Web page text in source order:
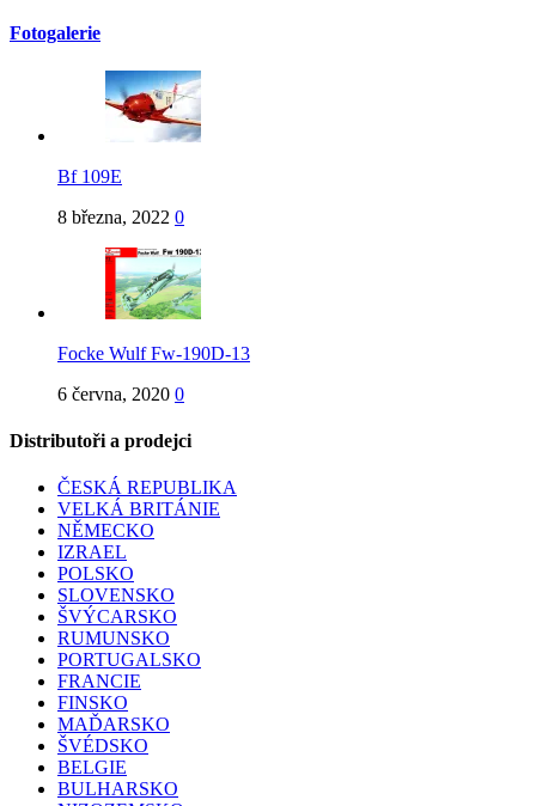
Fotogalerie
Bf 109E
8 března, 2022 0
Focke Wulf Fw-190D-13
6 června, 2020 0
Distributoři a prodejci
ČESKÁ REPUBLIKA
VELKÁ BRITÁNIE
NĚMECKO
IZRAEL
POLSKO
SLOVENSKO
ŠVÝCARSKO
RUMUNSKO
PORTUGALSKO
FRANCIE
FINSKO
MAĎARSKO
ŠVÉDSKO
BELGIE
BULHARSKO